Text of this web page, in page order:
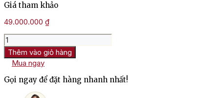
Giá tham khảo
49.000.000 ₫
Rượu
Vang
Ý
Masseto
Toscana
số
Thêm vào giỏ hàng
Mua ngay
Gọi ngay để đặt hàng nhanh nhất!